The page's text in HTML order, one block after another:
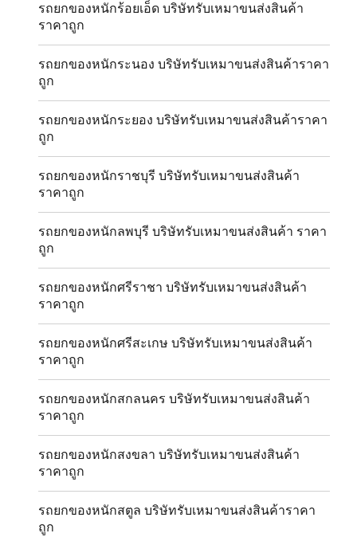
รถยกของหนักร้อยเอ็ด บริษัทรับเหมาขนส่งสินค้า
ราคาถูก
รถยกของหนักระนอง บริษัทรับเหมาขนส่งสินค้าราคา
ถูก
รถยกของหนักระยอง บริษัทรับเหมาขนส่งสินค้าราคา
ถูก
รถยกของหนักราชบุรี บริษัทรับเหมาขนส่งสินค้า
ราคาถูก
รถยกของหนักลพบุรี บริษัทรับเหมาขนส่งสินค้า ราคา
ถูก
รถยกของหนักศรีราชา บริษัทรับเหมาขนส่งสินค้า
ราคาถูก
รถยกของหนักศรีสะเกษ บริษัทรับเหมาขนส่งสินค้า
ราคาถูก
รถยกของหนักสกลนคร บริษัทรับเหมาขนส่งสินค้า
ราคาถูก
รถยกของหนักสงขลา บริษัทรับเหมาขนส่งสินค้า
ราคาถูก
รถยกของหนักสตูล บริษัทรับเหมาขนส่งสินค้าราคา
ถูก